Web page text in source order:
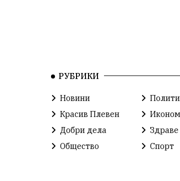
РУБРИКИ
Новини
Красив Плевен
Добри дела
Здраве
Общество
Спорт